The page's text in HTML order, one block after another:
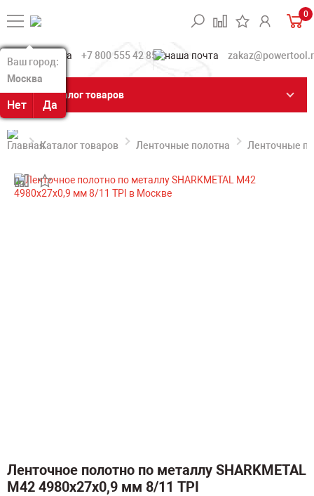
Ваш город:
Москва
Нет Да
Ваш город:
Москва
Нет Да
0
+7 800 555 42 85
Каталог товаров
Каталог товаров Ленточные полотна Ленточные
Ленточное полотно по металлу SHARKMETAL
M42 4980х27х0,9 мм 8/11 TPI